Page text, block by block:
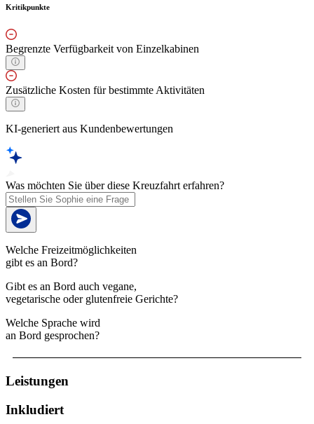
Kritikpunkte
Begrenzte Verfügbarkeit von Einzelkabinen
Zusätzliche Kosten für bestimmte Aktivitäten
KI-generiert aus Kundenbewertungen
Was möchten Sie über diese Kreuzfahrt erfahren?
Welche Freizeitmöglichkeiten
gibt es an Bord?
Gibt es an Bord auch vegane,
vegetarische oder glutenfreie Gerichte?
Welche Sprache wird
an Bord gesprochen?
Leistungen
Inkludiert